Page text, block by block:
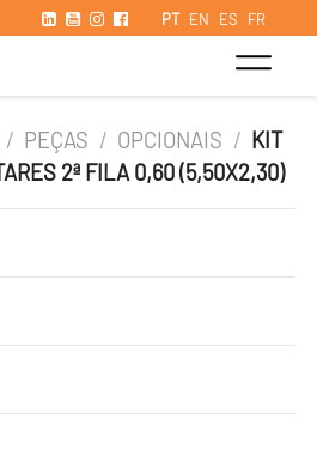
PT EN ES FR
/ PEÇAS / OPCIONAIS / KIT
2ª FILA 0,60 (5,50X2,30)